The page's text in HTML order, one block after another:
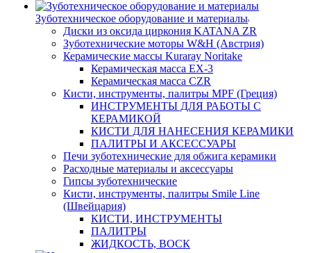
Зуботехническое оборудование и материалы
Диски из оксида циркония KATANA ZR
Зуботехнические моторы W&H (Австрия)
Керамические массы Kuraray Noritake
Керамическая масса EX-3
Керамическая масса CZR
Кисти, инструменты, палитры MPF (Греция)
ИНСТРУМЕНТЫ ДЛЯ РАБОТЫ С
КЕРАМИКОЙ
КИСТИ ДЛЯ НАНЕСЕНИЯ КЕРАМИКИ
ПАЛИТРЫ И АКСЕССУАРЫ
Печи зуботехнические для обжига керамики
Расходные материалы и аксессуары
Гипсы зуботехнические
Кисти, инструменты, палитры Smile Line
(Швейцария)
КИСТИ, ИНСТРУМЕНТЫ
ПАЛИТРЫ
ЖИДКОСТЬ, ВОСК